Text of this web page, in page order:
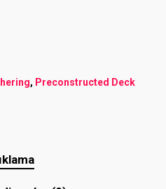
, Preconstructed Deck